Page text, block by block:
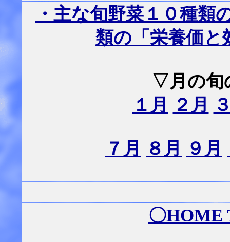
・主な旬野菜１０種類
類の「栄養価と
▽月の旬
１月
２月
７月 ８月 ９月
〇HOME